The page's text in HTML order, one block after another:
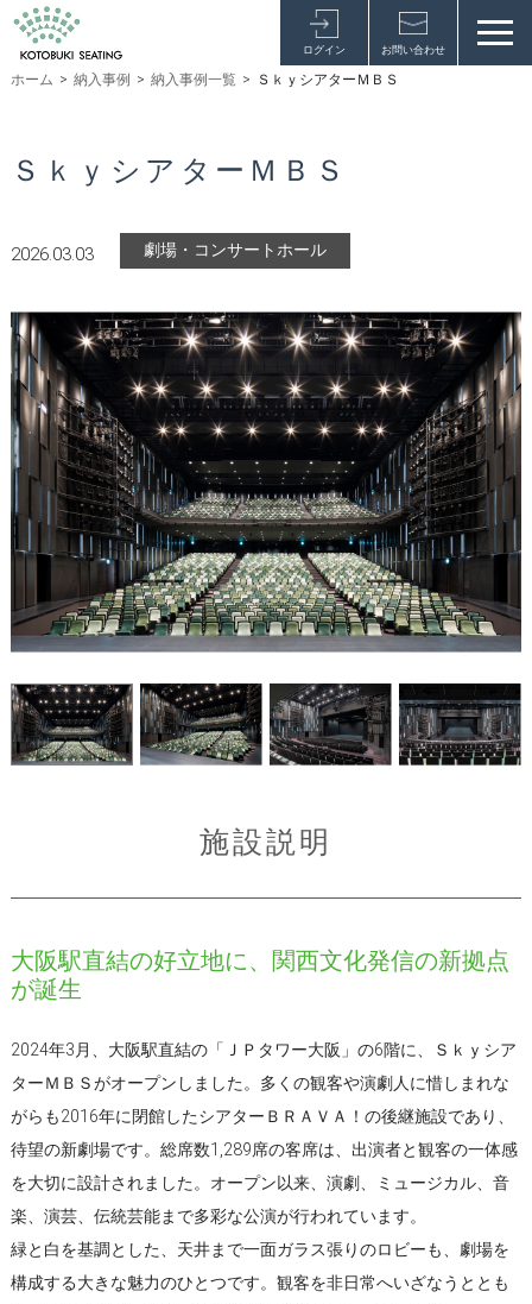
ログイン お問い合わせ
ホーム > 納入事例 > 納入事例一覧 > ＳｋｙシアターＭＢＳ
ＳｋｙシアターＭＢＳ
2026.03.03 劇場・コンサートホール
施設説明
大阪駅直結の好立地に、関西文化発信の新拠点
が誕生
2024年3月、大阪駅直結の「ＪＰタワー大阪」の6階に、Ｓｋｙシア
ターＭＢＳがオープンしました。多くの観客や演劇人に惜しまれな
がらも2016年に閉館したシアターＢＲＡＶＡ！の後継施設であり、
待望の新劇場です。総席数1,289席の客席は、出演者と観客の一体感
を大切に設計されました。オープン以来、演劇、ミュージカル、音
楽、演芸、伝統芸能まで多彩な公演が行われています。
緑と白を基調とした、天井まで一面ガラス張りのロビーも、劇場を
構成する大きな魅力のひとつです。観客を非日常へいざなうととも